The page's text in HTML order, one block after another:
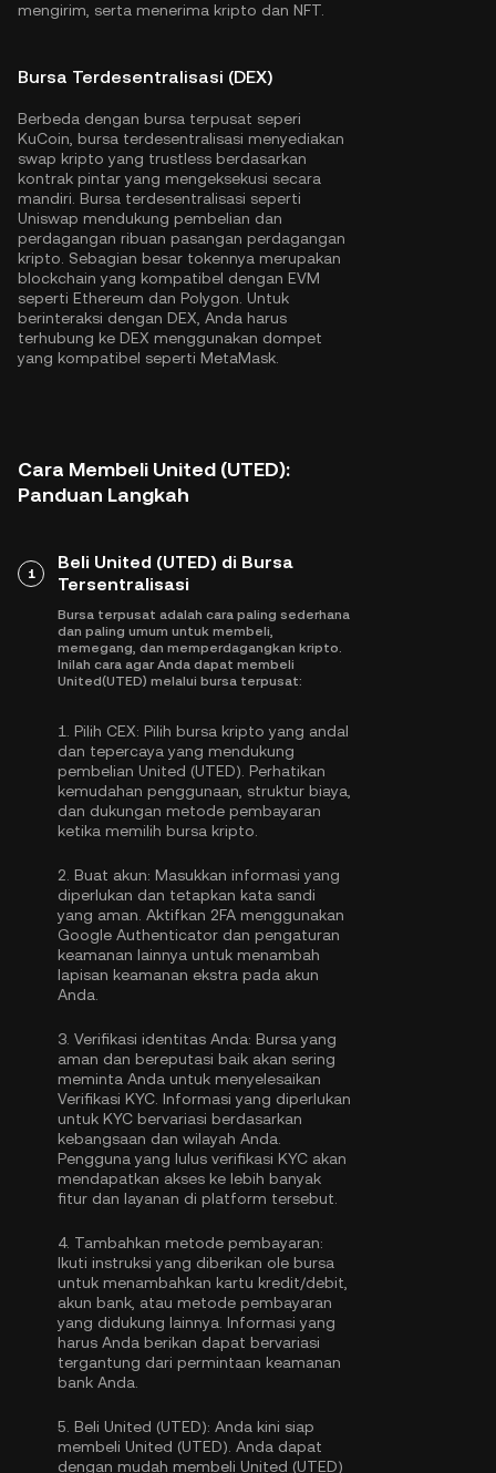
mengirim, serta menerima kripto dan NFT.
Bursa Terdesentralisasi (DEX)
Berbeda dengan bursa terpusat seperi
KuCoin, bursa terdesentralisasi menyediakan
swap kripto yang trustless berdasarkan
kontrak pintar yang mengeksekusi secara
mandiri. Bursa terdesentralisasi seperti
Uniswap mendukung pembelian dan
perdagangan ribuan pasangan perdagangan
kripto. Sebagian besar tokennya merupakan
blockchain yang kompatibel dengan EVM
seperti Ethereum dan Polygon . Untuk
berinteraksi dengan DEX, Anda harus
terhubung ke DEX menggunakan dompet
yang kompatibel seperti MetaMask.
Cara Membeli United (UTED):
Panduan Langkah
1
Beli United (UTED) di Bursa
Tersentralisasi
Bursa terpusat adalah cara paling sederhana
dan paling umum untuk membeli,
memegang, dan memperdagangkan kripto.
Inilah cara agar Anda dapat membeli
United(UTED) melalui bursa terpusat:
1. Pilih CEX: Pilih bursa kripto yang andal
dan tepercaya yang mendukung
pembelian United (UTED). Perhatikan
kemudahan penggunaan, struktur biaya,
dan dukungan metode pembayaran
ketika memilih bursa kripto.
2. Buat akun: Masukkan informasi yang
diperlukan dan tetapkan kata sandi
yang aman. Aktifkan 2FA menggunakan
Google Authenticator dan pengaturan
keamanan lainnya untuk menambah
lapisan keamanan ekstra pada akun
Anda.
3. Verifikasi identitas Anda: Bursa yang
aman dan bereputasi baik akan sering
meminta Anda untuk menyelesaikan
Verifikasi KYC . Informasi yang diperlukan
untuk KYC bervariasi berdasarkan
kebangsaan dan wilayah Anda.
Pengguna yang lulus verifikasi KYC akan
mendapatkan akses ke lebih banyak
fitur dan layanan di platform tersebut.
4. Tambahkan metode pembayaran:
Ikuti instruksi yang diberikan ole bursa
untuk menambahkan kartu kredit/debit,
akun bank, atau metode pembayaran
yang didukung lainnya. Informasi yang
harus Anda berikan dapat bervariasi
tergantung dari permintaan keamanan
bank Anda.
5. Beli United (UTED): Anda kini siap
membeli United (UTED). Anda dapat
dengan mudah membeli United (UTED)